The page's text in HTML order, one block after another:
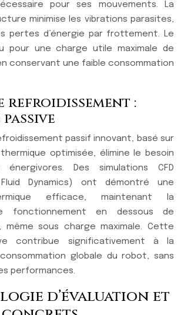
pour ses mouvements. La
minimise les vibrations parasites,
pertes d’énergie par frottement. Le
pour une charge utile maximale de
conservant une faible consommation
refroidissement :
passif innovant, basé sur
optimisée, élimine le besoin
Des simulations CFD
Fluid Dynamics) ont démontré une
efficace, maintenant la
fonctionnement en dessous de
même sous charge maximale. Cette
contribue significativement à la
globale du robot, sans
performances.
d’évaluation et